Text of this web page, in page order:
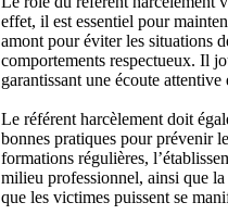
effet, il est essentiel pour
amont pour éviter les situations
comportements respectueux. Il
garantissant une écoute
Le référent harcèlement doit
bonnes pratiques pour prévenir
formations régulières,
milieu professionnel, ainsi que
que les victimes puissent se